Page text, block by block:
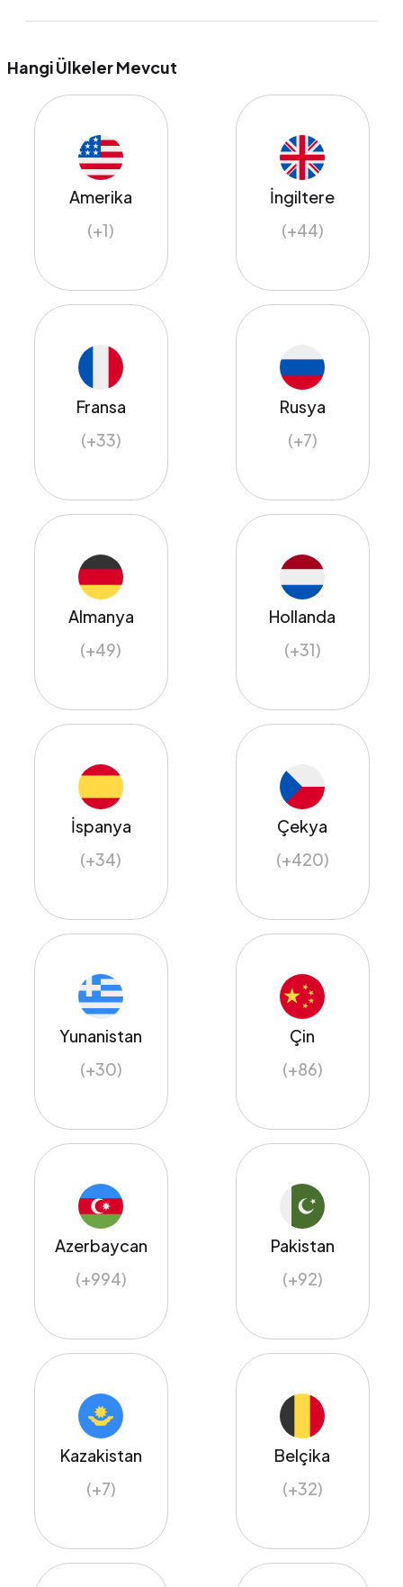
Hangi Ülkeler Mevcut
Amerika
(+1)
İngiltere
(+44)
Fransa
(+33)
Rusya
(+7)
Almanya
(+49)
Hollanda
(+31)
İspanya
(+34)
Çekya
(+420)
Yunanistan
(+30)
Çin
(+86)
Azerbaycan
(+994)
Pakistan
(+92)
Kazakistan
(+7)
Belçika
(+32)